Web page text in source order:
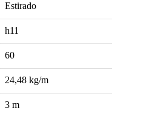
Estirado
h11
60
24,48 kg/m
3 m